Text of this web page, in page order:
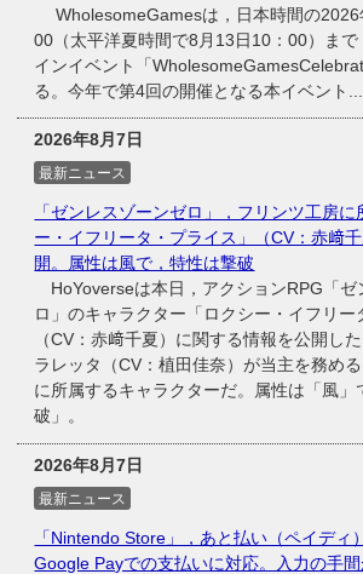
WholesomeGamesは，日本時間の2026
00（太平洋夏時間で8月13日10：00）まで
インイベント「
る。今年で第4回の開催となる本イベント...
2026年8月7日
最新ニュース
「ゼンレスゾーンゼロ」，フリンツ工房
ー・イフリータ・プライス」（CV：赤﨑
開。属性は風で，特性は撃破
HoYoverseは本日，アクションRPG「ゼ
ロ」のキャラクター「ロクシー・イフリー
（CV：赤﨑千夏）に関する情報を公開し
ラレッタ（CV：植田佳奈）が当主を務める
に所属するキャラクターだ。属性は「風」
破」。
2026年8月7日
最新ニュース
「Nintendo Store」，あと払い（ペイディ
Google Payでの支払いに対応。入力の手